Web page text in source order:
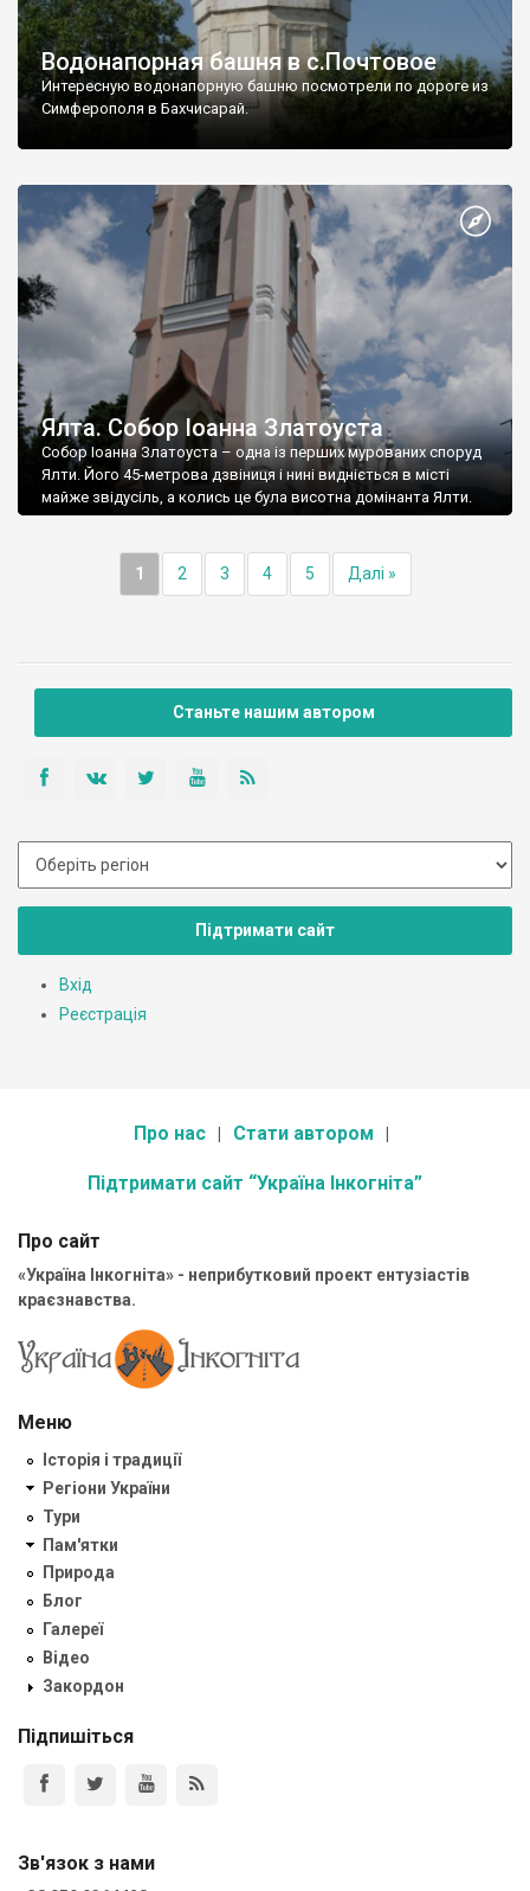
Водонапорная башня в с.Почтовое
Интересную водонапорную башню посмотрели по дороге из
Симферополя в Бахчисарай.
Ялта. Собор Іоанна Златоуста
Собор Іоанна Златоуста – одна із перших мурованих споруд
Ялти. Його 45-метрова дзвіниця і нині видніється в місті
майже звідусіль, а колись це була висотна домінанта Ялти.
1 2 3 4 5 Далі »
Станьте нашим автором
Підтримати сайт
Вхід
Реєстрація
Про нас Стати автором
Підтримати сайт “Україна Інкогніта”
Про сайт
«Україна Інкогніта» - неприбутковий проект ентузіастів
краєзнавства.
Меню
Історія і традиції
Регіони України
Тури
Пам'ятки
Природа
Блог
Галереї
Відео
Закордон
Підпишіться
Зв'язок з нами